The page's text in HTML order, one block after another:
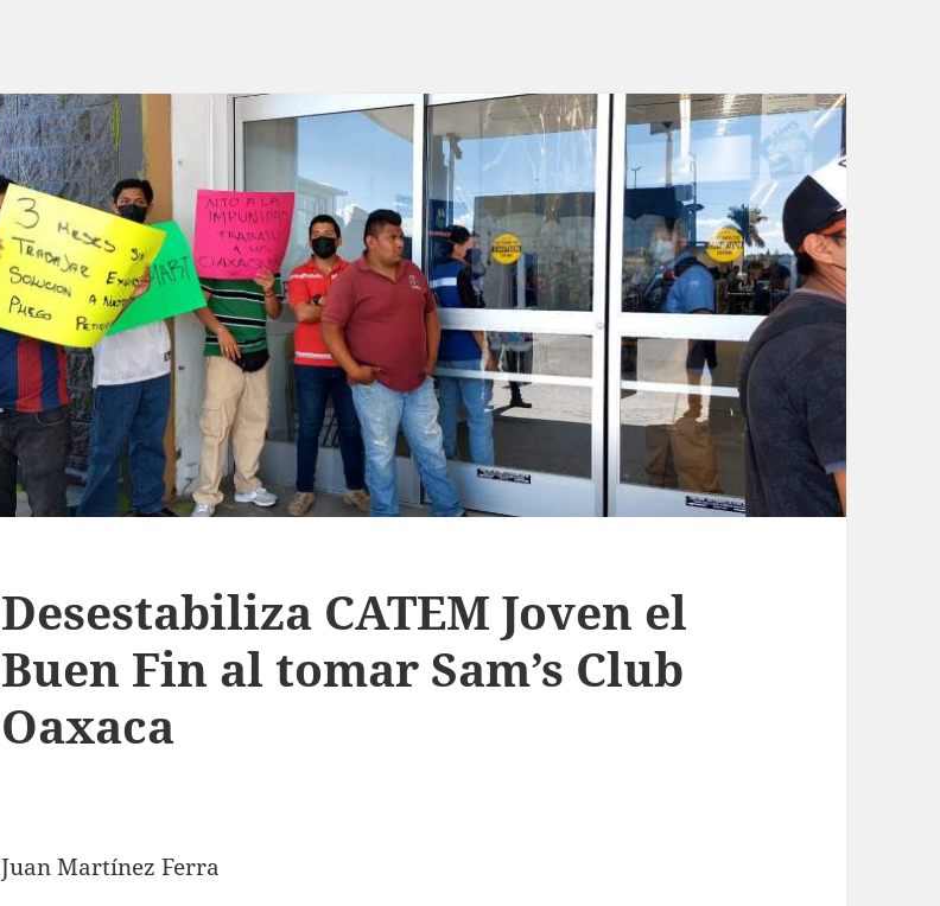
Desestabiliza CATEM Joven el
Buen Fin al tomar Sam’s Club
Oaxaca
Juan Martínez Ferra